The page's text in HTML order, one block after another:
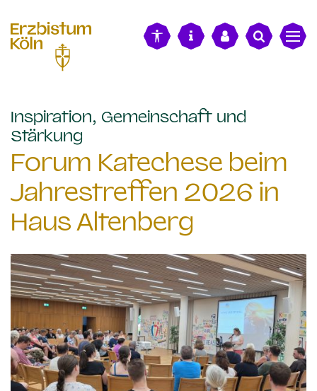
Inspiration, Gemeinschaft und
Stärkung
Forum Katechese beim
Jahrestreffen 2026 in
Haus Altenberg